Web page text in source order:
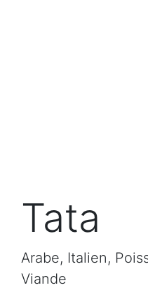
Tata
Arabe, Italien,
Viande